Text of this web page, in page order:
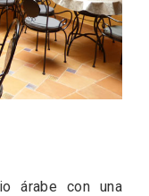
árabe con una